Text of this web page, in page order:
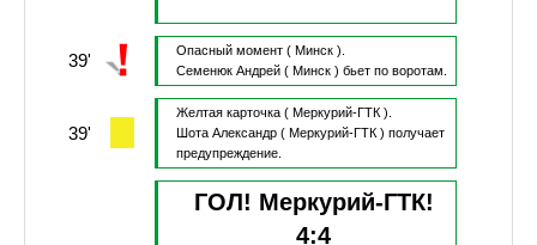
39' Опасный момент ( Минск ).
Семенюк Андрей( Минск ) бьет по воротам.
39'
Желтая карточка ( Меркурий-ГТК ).
Шота Александр( Меркурий-ГТК ) получает
предупреждение.
ГОЛ! Меркурий-ГТК!
4:4